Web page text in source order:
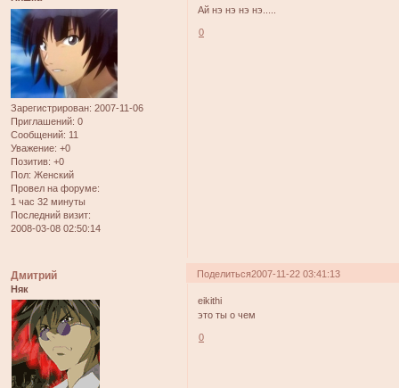
Зарегистрирован: 2007-11-06
Приглашений: 0
Сообщений: 11
Уважение: +0
Позитив: +0
Пол: Женский
Провел на форуме:
1 час 32 минуты
Последний визит:
2008-03-08 02:50:14
Ай нэ нэ нэ нэ.....
0
Поделиться2007-11-22 03:41:13
Дмитрий
Няк
eikithi
это ты о чем
0